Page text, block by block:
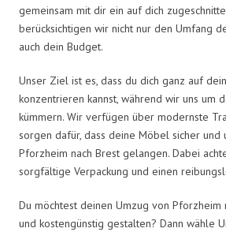
gemeinsam mit dir ein auf dich
berücksichtigen wir nicht nur den Umfang
auch dein Budget.
Unser Ziel ist es, dass du dich ganz auf
konzentrieren kannst, während wir uns um
kümmern. Wir verfügen über modernste
sorgen dafür, dass deine Möbel sicher und
Pforzheim nach Brest gelangen. Dabei
sorgfältige Verpackung und einen
Du möchtest deinen Umzug von Pforzheim
und kostengünstig gestalten? Dann wähle